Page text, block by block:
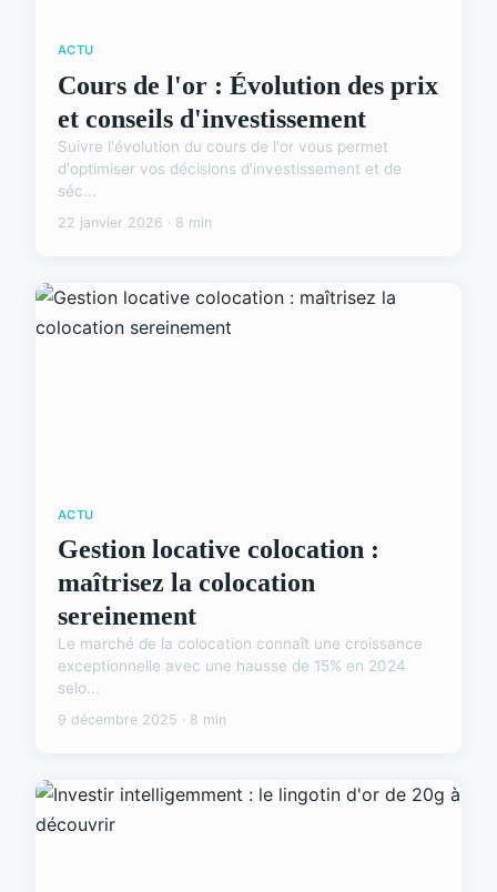
ACTU
Cours de l'or : Évolution des prix
et conseils d'investissement
Suivre l'évolution du cours de l'or vous permet
d'optimiser vos décisions d'investissement et de
séc...
22 janvier 2026 · 8 min
ACTU
Gestion locative colocation :
maîtrisez la colocation
sereinement
Le marché de la colocation connaît une croissance
exceptionnelle avec une hausse de 15% en 2024
selo...
9 décembre 2025 · 8 min